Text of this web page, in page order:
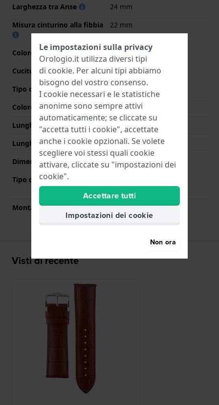
Larghezza tra Anse
24 mm
Misura cinturino alla fibbia
22 mm
Colore cinturino
Marrone
Cuciture a colori
Marrone
Tipo di chiusura
Colore Chiusura
Argento
Lunghezza Parte Superiore
80 mm
Lunghezza Parte Inferiore
120 mm
Dimensione del cinturino
L
Tipo di montatura
rapido
Montatura dritta
Si
Visti di recente
Le impostazioni sulla privacy
Orologio.it utilizza diversi tipi
di cookie. Per alcuni tipi abbiamo
bisogno del vostro consenso.
I cookie necessari e le statistiche
anonime sono sempre attivi
automaticamente; se cliccate su
"accetta tutti i cookie", accettate
anche i cookie opzionali. Se volete
scegliere voi stessi quali cookie
attivare, cliccate su "impostazioni dei
cookie".
Accettare tutti
Impostazioni dei cookie
Non ora